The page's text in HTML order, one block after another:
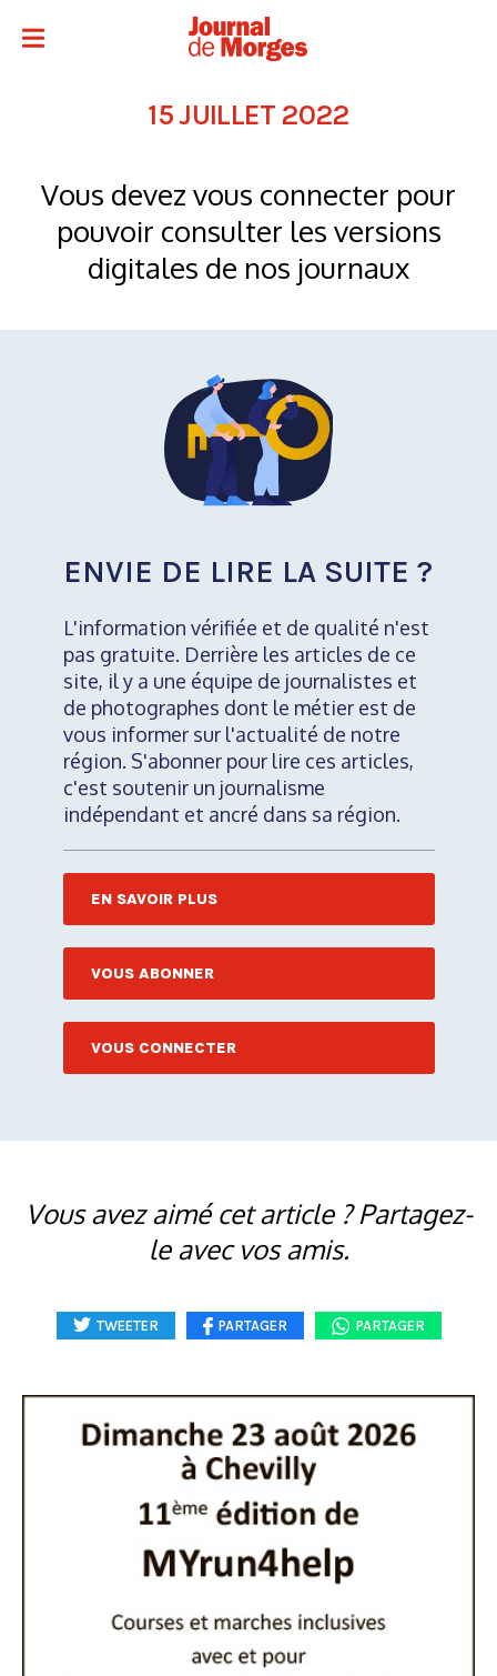
15 JUILLET 2022
Vous devez vous connecter pour
pouvoir consulter les versions
digitales de nos journaux
ENVIE DE LIRE LA SUITE ?
L'information vérifiée et de qualité n'est
pas gratuite. Derrière les articles de ce
site, il y a une équipe de journalistes et
de photographes dont le métier est de
vous informer sur l'actualité de notre
région. S'abonner pour lire ces articles,
c'est soutenir un journalisme
indépendant et ancré dans sa région.
EN SAVOIR PLUS
VOUS ABONNER
VOUS CONNECTER
Vous avez aimé cet article ? Partagez-
le avec vos amis.
TWEETER PARTAGER PARTAGER